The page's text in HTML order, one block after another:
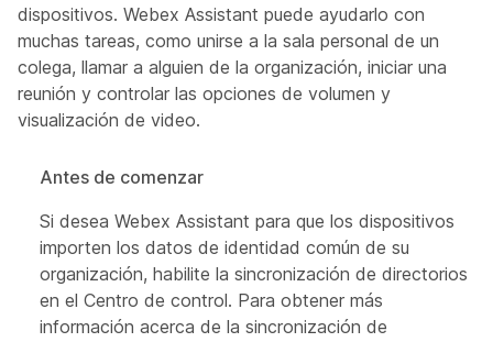
dispositivos. Webex Assistant puede ayudarlo con
muchas tareas, como unirse a la sala personal de un
colega, llamar a alguien de la organización, iniciar una
reunión y controlar las opciones de volumen y
visualización de video.
Antes de comenzar
Si desea Webex Assistant para que los dispositivos
importen los datos de identidad común de su
organización, habilite la sincronización de directorios
en el Centro de control. Para obtener más
información acerca de la sincronización de